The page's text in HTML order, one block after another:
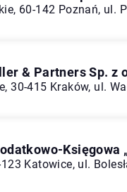
60-142 Poznań, ul.
& Partners Sp. z
30-415 Kraków, ul.
Księgowa
Katowice, ul.